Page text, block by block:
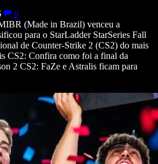
0
(Made in Brazil) venceu a
para o StarLadder StarSeries Fall
de Counter-Strike 2 (CS2) do mais
CS2: Confira como foi a final da
2 CS2: FaZe e Astralis ficam para